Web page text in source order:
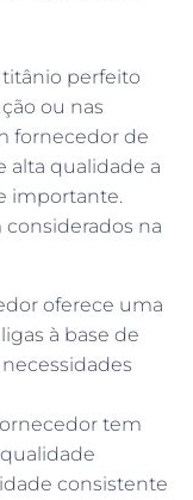
titânio perfeito
ou nas
fornecedor de
alta qualidade a
importante.
na
oferece uma
à base de
tem
consistente